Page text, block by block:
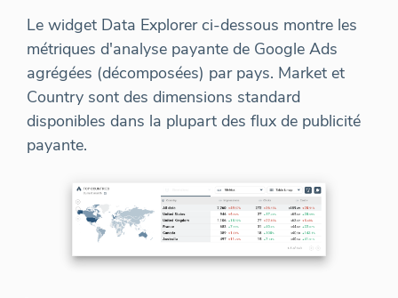
Le widget Data Explorer ci-dessous montre les
métriques d'analyse payante de Google Ads
agrégées (décomposées) par pays. Market et
Country sont des dimensions standard
disponibles dans la plupart des flux de publicité
payante.